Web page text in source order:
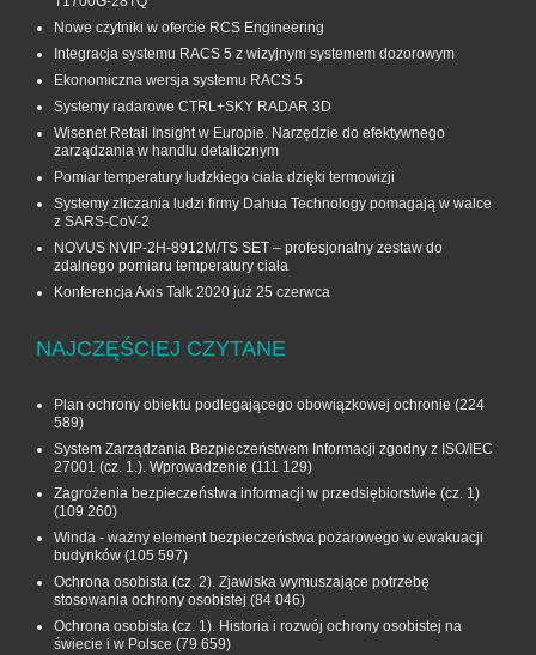
Nowe czytniki w ofercie RCS Engineering
Integracja systemu RACS 5 z wizyjnym systemem dozorowym
Ekonomiczna wersja systemu RACS 5
Systemy radarowe CTRL+SKY RADAR 3D
Wisenet Retail Insight w Europie. Narzędzie do efektywnego
zarządzania w handlu detalicznym
Pomiar temperatury ludzkiego ciała dzięki termowizji
Systemy zliczania ludzi firmy Dahua Technology pomagają w walce
z SARS-CoV-2
NOVUS NVIP-2H-8912M/TS SET – profesjonalny zestaw do
zdalnego pomiaru temperatury ciała
Konferencja Axis Talk 2020 już 25 czerwca
NAJCZĘŚCIEJ CZYTANE
Plan ochrony obiektu podlegającego obowiązkowej ochronie (224
589)
System Zarządzania Bezpieczeństwem Informacji zgodny z ISO/IEC
27001 (cz. 1.). Wprowadzenie (111 129)
Zagrożenia bezpieczeństwa informacji w przedsiębiorstwie (cz. 1)
(109 260)
Winda - ważny element bezpieczeństwa pożarowego w ewakuacji
budynków (105 597)
Ochrona osobista (cz. 2). Zjawiska wymuszające potrzebę
stosowania ochrony osobistej (84 046)
Ochrona osobista (cz. 1). Historia i rozwój ochrony osobistej na
świecie i w Polsce (79 659)